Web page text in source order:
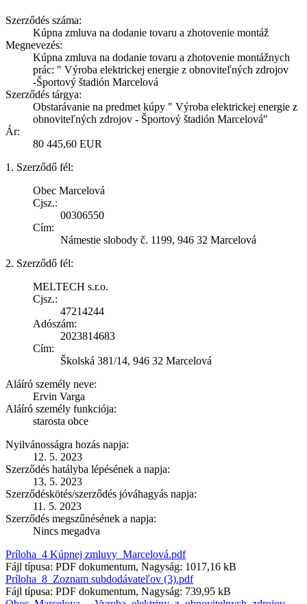
Szerződés száma:
Kúpna zmluva na dodanie tovaru a zhotovenie montáž
Megnevezés:
Kúpna zmluva na dodanie tovaru a zhotovenie montážnych
prác: " Výroba elektrickej energie z obnoviteľných zdrojov
-Športový štadión Marcelová
Szerződés tárgya:
Obstarávanie na predmet kúpy " Výroba elektrickej energie z
obnoviteľných zdrojov - Športový štadión Marcelová"
Ár:
80 445,60 EUR
1. Szerződő fél:
Obec Marcelová
Cjsz.:
00306550
Cím:
Námestie slobody č. 1199, 946 32 Marcelová
2. Szerződő fél:
MELTECH s.r.o.
Cjsz.:
47214244
Adószám:
2023814683
Cím:
Školská 381/14, 946 32 Marcelová
Aláíró személy neve:
Ervin Varga
Aláíró személy funkciója:
starosta obce
Nyilvánosságra hozás napja:
12. 5. 2023
Szerződés hatályba lépésének a napja:
13. 5. 2023
Szerződéskötés/szerződés jóváhagyás napja:
11. 5. 2023
Szerződés megszűnésének a napja:
Nincs megadva
Príloha_4 Kúpnej zmluvy_Marcelová.pdf
Fájl típusa: PDF dokumentum, Nagyság: 1017,16 kB
Príloha_8_Zoznam subdodávateľov (3).pdf
Fájl típusa: PDF dokumentum, Nagyság: 739,95 kB